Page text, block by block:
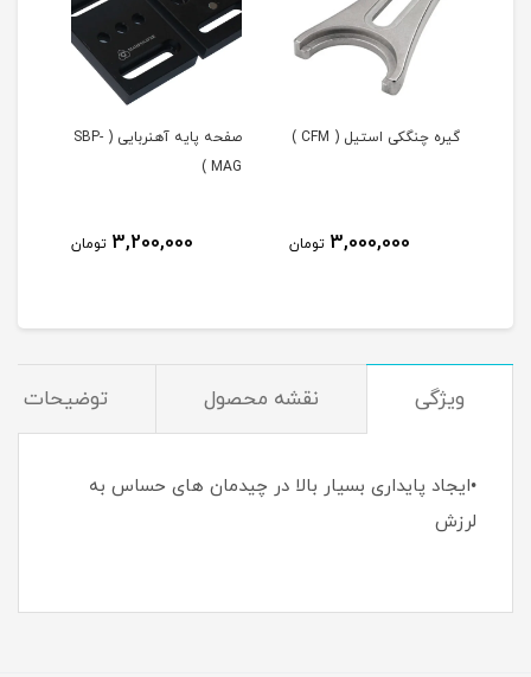
گیره چنگکی استیل ( CFM )
3,000,000 تومان
صفحه پایه آهنربایی ( SBP-
MAG )
3,200,000 تومان
ویژگی نقشه محصول توضیحات
•ایجاد پایداری بسیار بالا در چیدمان های حساس به
لرزش